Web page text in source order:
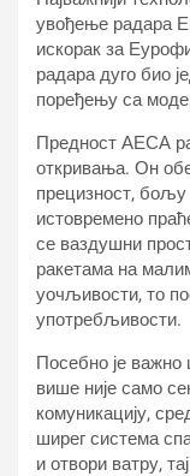
увођење радара
искорак за
радара дуго био
поређењу са
Предност АЕСА
откривања. Он
прецизност,
истовремено
се ваздушни
ракетама на
уочљивости, то
употребљивости.
Посебно је
више није само
комуникацију,
ширег система
и отвори ватру,